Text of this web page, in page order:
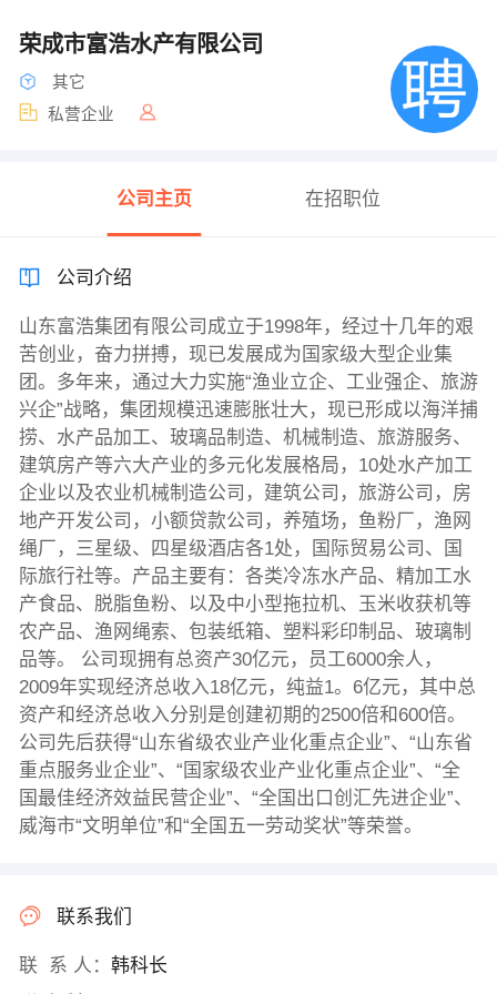
荣成市富浩水产有限公司
其它
私营企业
公司主页 在招职位
公司介绍
山东富浩集团有限公司成立于1998年，经过十几年的艰
苦创业，奋力拼搏，现已发展成为国家级大型企业集
团。多年来，通过大力实施“渔业立企、工业强企、旅游
兴企”战略，集团规模迅速膨胀壮大，现已形成以海洋捕
捞、水产品加工、玻璃品制造、机械制造、旅游服务、
建筑房产等六大产业的多元化发展格局，10处水产加工
企业以及农业机械制造公司，建筑公司，旅游公司，房
地产开发公司，小额贷款公司，养殖场，鱼粉厂，渔网
绳厂，三星级、四星级酒店各1处，国际贸易公司、国
际旅行社等。产品主要有：各类冷冻水产品、精加工水
产食品、脱脂鱼粉、以及中小型拖拉机、玉米收获机等
农产品、渔网绳索、包装纸箱、塑料彩印制品、玻璃制
品等。 公司现拥有总资产30亿元，员工6000余人，
2009年实现经济总收入18亿元，纯益1。6亿元，其中总
资产和经济总收入分别是创建初期的2500倍和600倍。
公司先后获得“山东省级农业产业化重点企业”、“山东省
重点服务业企业”、“国家级农业产业化重点企业”、“全
国最佳经济效益民营企业”、“全国出口创汇先进企业”、
威海市“文明单位”和“全国五一劳动奖状”等荣誉。
联系我们
联 系 人： 韩科长